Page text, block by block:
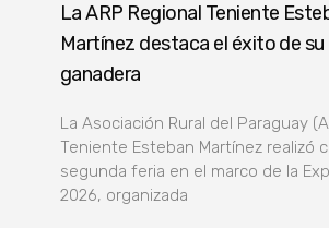
La ARP Regional Teniente
Martínez destaca el éxito de
ganadera
La Asociación Rural del Paraguay
Teniente Esteban Martínez realizó
segunda feria en el marco de la
2026, organizada